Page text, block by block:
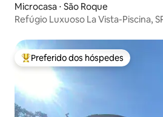
Microcasa ⋅ São Roque
Refúgio Luxuoso La Vista-Piscina,
Entre os melhores preferidos dos
Preferido dos hóspedes